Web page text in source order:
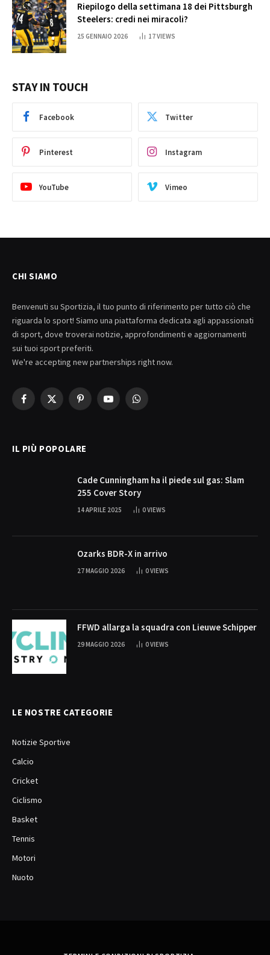
Riepilogo della settimana 18 dei Pittsburgh
Steelers: credi nei miracoli?
25 GENNAIO 2026 17VIEWS
STAY IN TOUCH
Facebook Twitter
Pinterest Instagram
YouTube Vimeo
CHI SIAMO
Benvenuti su Sportizia, il tuo punto di riferimento per tutto ciò che
riguarda lo sport! Siamo una piattaforma dedicata agli appassionati
di sport, dove troverai notizie, approfondimenti e aggiornamenti
sui tuoi sport preferiti.
We're accepting new partnerships right now.
Facebook
X
PinterestYouTubeWhatsApp
IL PIÙ POPOLARE
Cade Cunningham ha il piede sul gas: Slam
255 Cover Story
14 APRILE 2025 0VIEWS
Ozarks BDR-X in arrivo
27 MAGGIO 2026 0VIEWS
FFWD allarga la squadra con Lieuwe Schipper
29 MAGGIO 2026 0VIEWS
LE NOSTRE CATEGORIE
Notizie Sportive
Calcio
Cricket
Ciclismo
Basket
Tennis
Motori
Nuoto